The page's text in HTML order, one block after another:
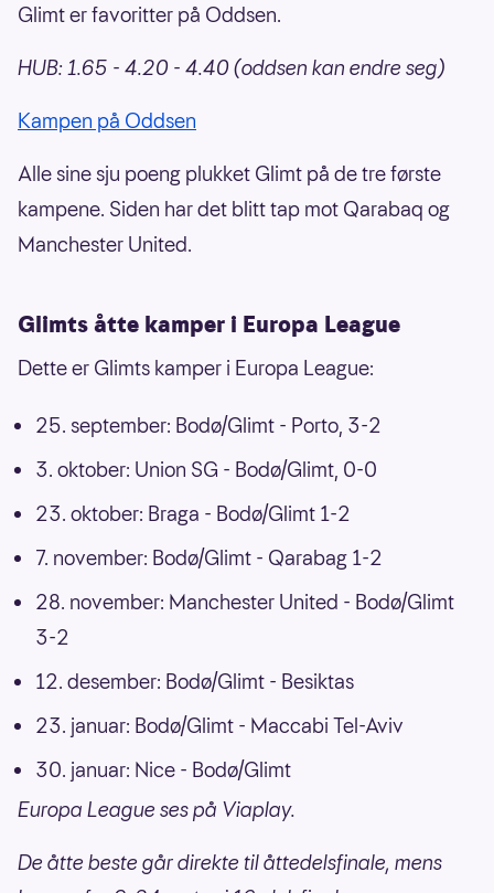
Glimt er favoritter på Oddsen.
HUB: 1.65 - 4.20 - 4.40 (oddsen kan endre seg)
Kampen på Oddsen
Alle sine sju poeng plukket Glimt på de tre første
kampene. Siden har det blitt tap mot Qarabaq og
Manchester United.
Glimts åtte kamper i Europa League
Dette er Glimts kamper i Europa League:
25. september: Bodø/Glimt - Porto, 3-2
3. oktober: Union SG - Bodø/Glimt, 0-0
23. oktober: Braga - Bodø/Glimt 1-2
7. november: Bodø/Glimt - Qarabag 1-2
28. november: Manchester United - Bodø/Glimt
3-2
12. desember: Bodø/Glimt - Besiktas
23. januar: Bodø/Glimt - Maccabi Tel-Aviv
30. januar: Nice - Bodø/Glimt
Europa League ses på Viaplay.
De åtte beste går direkte til åttedelsfinale, mens